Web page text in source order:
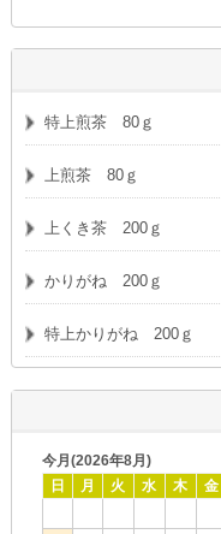
特上煎茶 80ｇ
上煎茶 80ｇ
上くき茶 200ｇ
かりがね 200ｇ
特上かりがね 200ｇ
今月(2026年8月)
日
月 火 水 木 金